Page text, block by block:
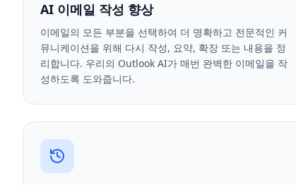
AI 이메일 작성 향상
이메일의 모든 부분을 선택하여 더 명확하고 전문적인 커
뮤니케이션을 위해 다시 작성, 요약, 확장 또는 내용을 정
리합니다. 우리의 Outlook AI가 매번 완벽한 이메일을 작
성하도록 도와줍니다.